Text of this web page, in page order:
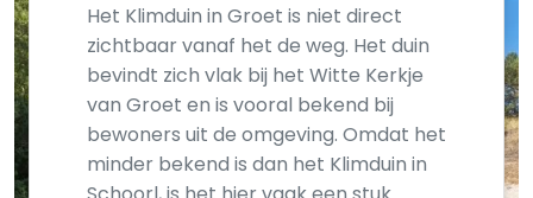
Het Klimduin in Groet is niet direct
zichtbaar vanaf het de weg. Het duin
bevindt zich vlak bij het Witte Kerkje
van Groet en is vooral bekend bij
bewoners uit de omgeving. Omdat het
minder bekend is dan het Klimduin in